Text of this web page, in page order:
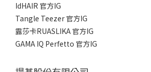
IdHAIR 官方IG
Tangle Teezer 官方IG
露莎卡RUASLIKA 官方IG
GAMA IQ Perfetto 官方IG